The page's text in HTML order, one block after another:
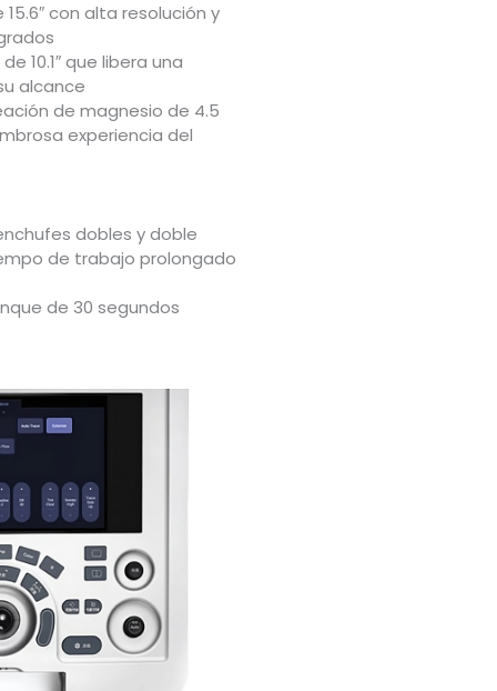
con alta resolución y
10.1″ que libera una
alcance
de magnesio de 4.5
experiencia del
dobles y doble
de trabajo prolongado
de 30 segundos